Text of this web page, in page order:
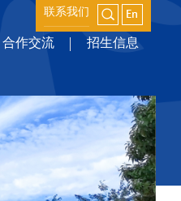
联系我们
合作交流 招生信息